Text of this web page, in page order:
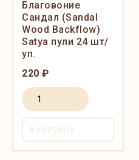
Благовоние
Cандал (Sandal
Wood Backflow)
Satya пули 24 шт/
уп.
220 ₽
В КОРЗИНУ